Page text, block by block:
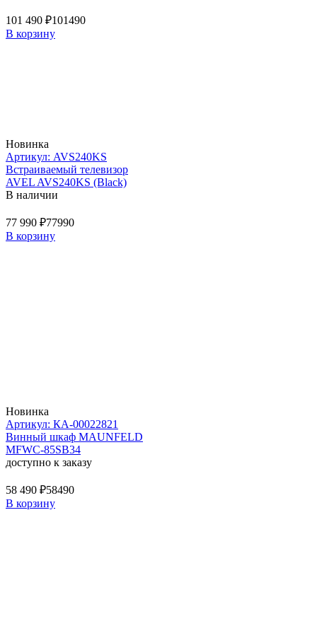
101 490 ₽101490
В корзину
Новинка
Артикул: AVS240KS
Встраиваемый телевизор
AVEL AVS240KS (Black)
В наличии
77 990 ₽77990
В корзину
Новинка
Артикул: КА-00022821
Винный шкаф MAUNFELD
MFWC-85SB34
доступно к заказу
58 490 ₽58490
В корзину